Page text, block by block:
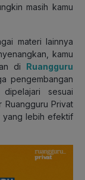
masih kamu
materi lainnya
kamu
di Ruangguru
pengembangan
sesuai
Ruangguru Privat
yang lebih efektif